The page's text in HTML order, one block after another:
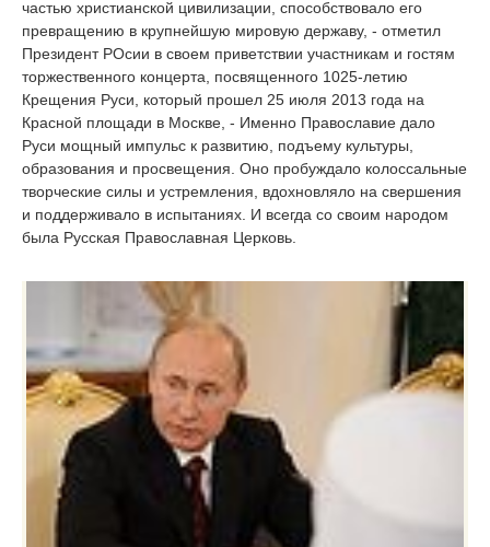
частью христианской цивилизации, способствовало его
превращению в крупнейшую мировую державу, - отметил
Президент РОсии в своем приветствии участникам и гостям
торжественного концерта, посвященного 1025-летию
Крещения Руси, который прошел 25 июля 2013 года на
Красной площади в Москве, - Именно Православие дало
Руси мощный импульс к развитию, подъему культуры,
образования и просвещения. Оно пробуждало колоссальные
творческие силы и устремления, вдохновляло на свершения
и поддерживало в испытаниях. И всегда со своим народом
была Русская Православная Церковь.